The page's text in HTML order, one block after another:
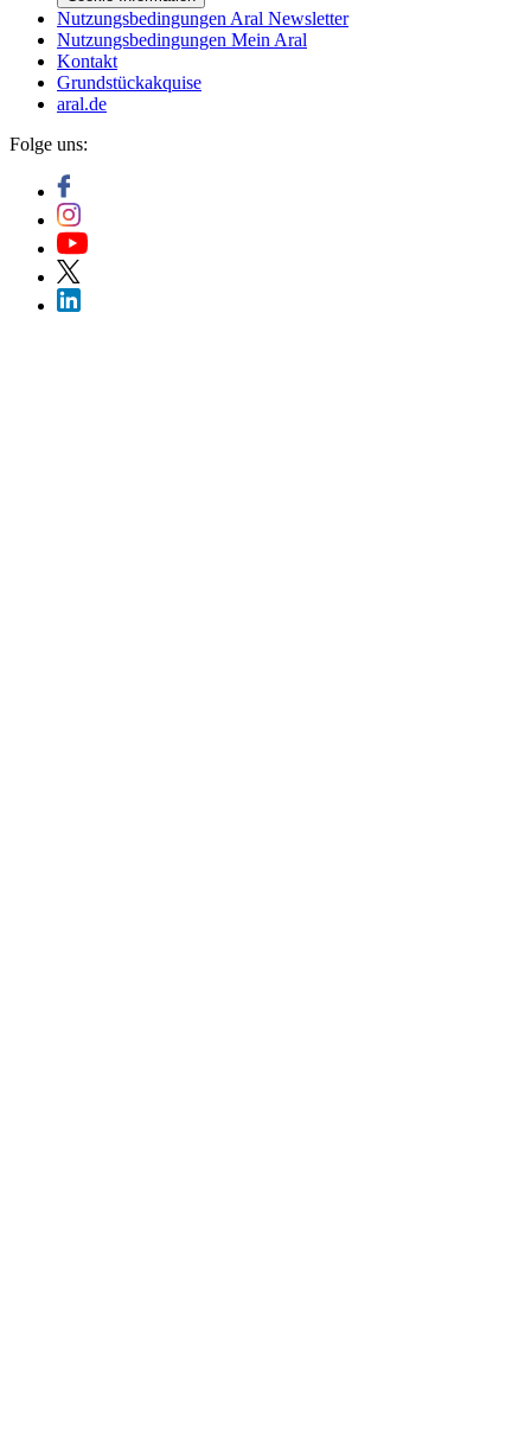
Nutzungsbedingungen Aral Newsletter
Nutzungsbedingungen Mein Aral
Kontakt
Grundstückakquise
aral.de
Folge uns: